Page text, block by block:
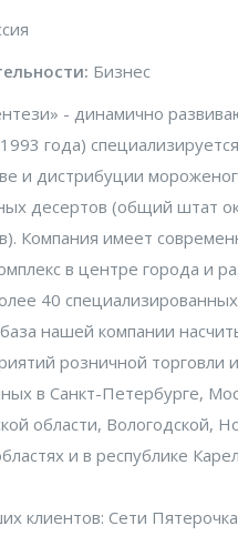
Бизнес
- динамично
года)
и дистрибуции
десертов (общий штат
Компания имеет
в центре города и
40
нашей компании
розничной торговли
в Санкт-Петербурге,
области, Вологодской,
и в республике
клиентов: Сети